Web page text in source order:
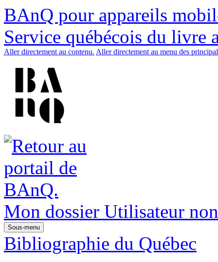
BAnQ pour appareils
Service québécois du livre
Aller directement au contenu. Aller directement au menu des
Mon dossier Utilisateur
Sous-menu
Bibliographie du Québec